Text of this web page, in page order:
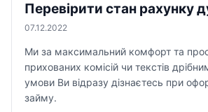
Перевірити стан рахунку
07.12.2022
Ми за максимальний комфорт та
прихованих комісій чи текстів
умови Ви відразу дізнаєтесь при
займу.